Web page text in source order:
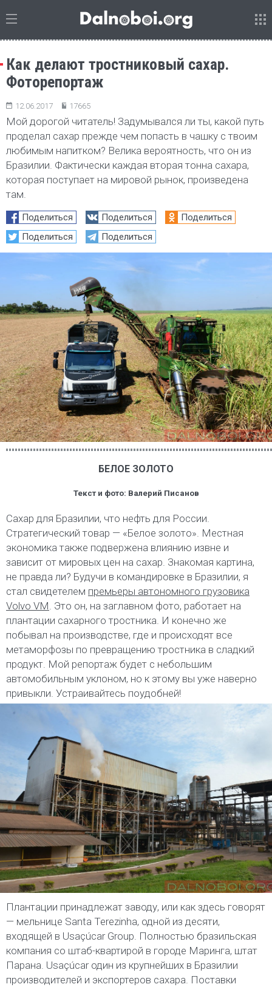
Как делают тростниковый сахар.
Фоторепортаж
12.06.2017 17665
Мой дорогой читатель! Задумывался ли ты, какой путь
проделал сахар прежде чем попасть в чашку с твоим
любимым напитком? Велика вероятность, что он из
Бразилии. Фактически каждая вторая тонна сахара,
которая поступает на мировой рынок, произведена
там.
Поделиться Поделиться
Поделиться
Поделиться
Поделиться
БЕЛОЕ ЗОЛОТО
Текст и фото: Валерий Писанов
Сахар для Бразилии, что нефть для России.
Стратегический товар — «Белое золото». Местная
экономика также подвержена влиянию извне и
зависит от мировых цен на сахар. Знакомая картина,
не правда ли? Будучи в командировке в Бразилии, я
стал свидетелем премьеры автономного грузовика
Volvo VM . Это он, на заглавном фото, работает на
плантации сахарного тростника. И конечно же
побывал на производстве, где и происходят все
метаморфозы по превращению тростника в сладкий
продукт. Мой репортаж будет с небольшим
автомобильным уклоном, но к этому вы уже наверно
привыкли. Устраивайтесь поудобней!
Плантации принадлежат заводу, или как здесь говорят
— мельнице Santa Terezinha, одной из десяти,
входящей в Usaçúcar Group. Полностью бразильская
компания со штаб-квартирой в городе Маринга, штат
Парана. Usaçúcar один из крупнейших в Бразилии
производителей и экспортеров сахара. Поставки